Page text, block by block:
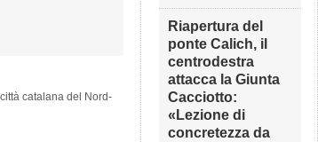
catalana del Nord-
Riapertura del
ponte Calich, il
centrodestra
attacca la Giunta
Cacciotto:
«Lezione di
concretezza da